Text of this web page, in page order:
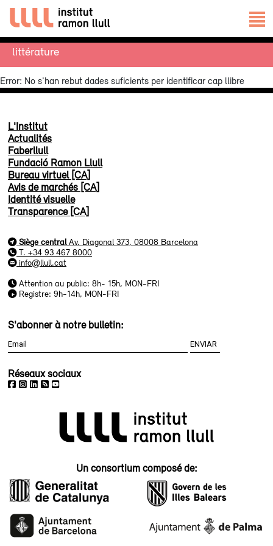
littérature
Error: No s'han rebut dades suficients per identificar cap llibre
L'Institut
Actualités
Faberllull
Fundació Ramon Llull
Bureau virtuel [CA]
Avis de marchés [CA]
Identité visuelle
Transparence [CA]
Siège central Av. Diagonal 373, 08008 Barcelona
T. +34 93 467 8000
info@llull.cat
Attention au public: 8h- 15h, MON-FRI
Registre: 9h-14h, MON-FRI
S'abonner à notre bulletin:
Réseaux sociaux
Un consortium composé de: